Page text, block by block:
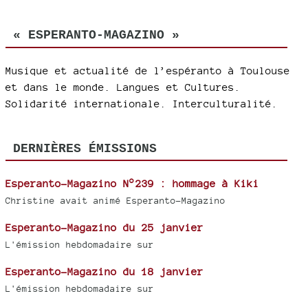
« ESPERANTO-MAGAZINO »
Musique et actualité de l’espéranto à Toulouse
et dans le monde. Langues et Cultures.
Solidarité internationale. Interculturalité.
DERNIÈRES ÉMISSIONS
Esperanto-Magazino N°239 : hommage à Kiki
Christine avait animé Esperanto-Magazino
Esperanto-Magazino du 25 janvier
L'émission hebdomadaire sur
Esperanto-Magazino du 18 janvier
L'émission hebdomadaire sur